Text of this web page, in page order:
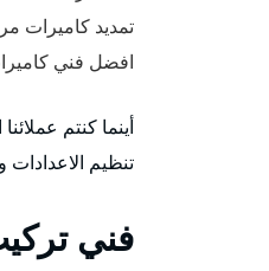
تمديد كاميرات
افضل فني
أينما كنتم
تنظيم
فني